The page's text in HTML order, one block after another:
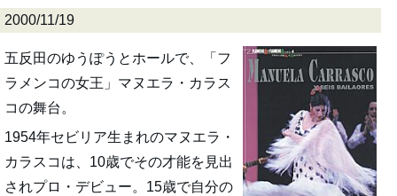
2000/11/19
五反田のゆうぽうとホールで、「フ
ラメンコの女王」マヌエラ・カラス
コの舞台。
1954年セビリア生まれのマヌエラ・
カラスコは、10歳でその才能を見出
されプロ・デビュー。15歳で自分の